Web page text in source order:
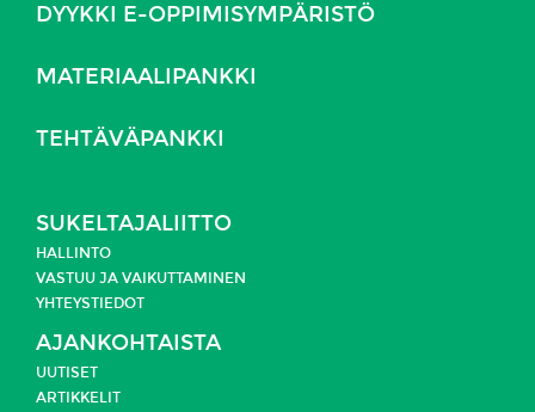
DYYKKI E-OPPIMISYMPÄRISTÖ
MATERIAALIPANKKI
TEHTÄVÄPANKKI
SUKELTAJALIITTO
HALLINTO
VASTUU JA VAIKUTTAMINEN
YHTEYSTIEDOT
AJANKOHTAISTA
UUTISET
ARTIKKELIT